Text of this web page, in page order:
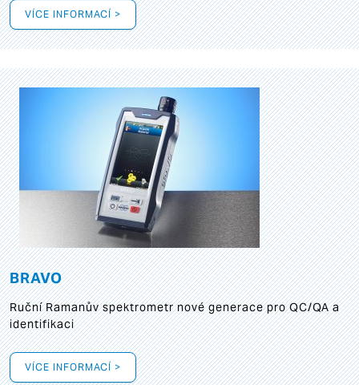
VÍCE INFORMACÍ >
BRAVO
Ruční Ramanův spektrometr nové generace pro QC/QA a
identifikaci
VÍCE INFORMACÍ >